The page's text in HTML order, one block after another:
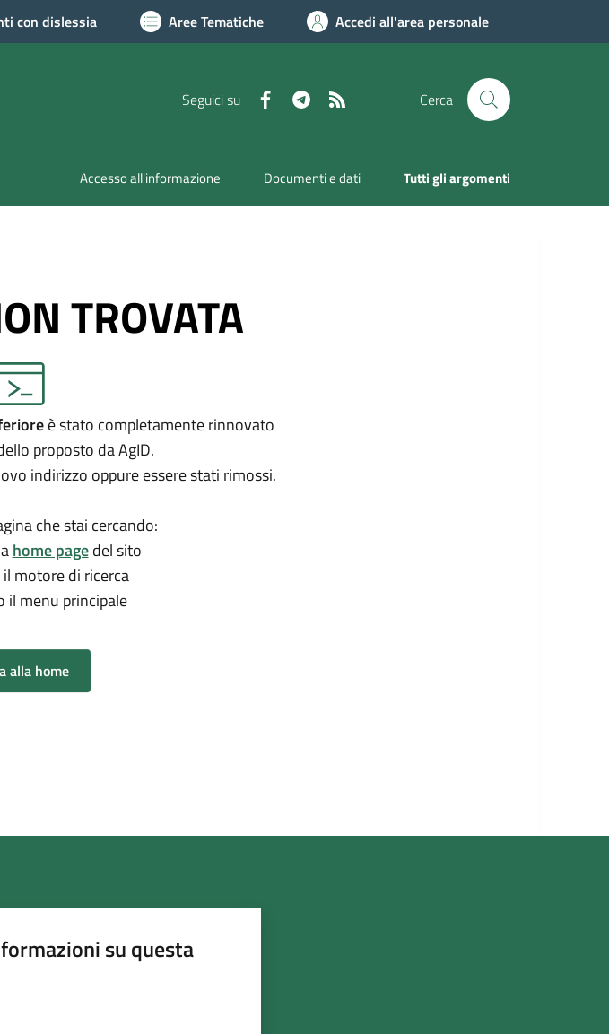
con dislessia Aree Tematiche Accedi all'area personale
Seguici su FacebookTelegram Cerca
Accesso all'informazione Documenti e dati Tutti gli argomenti
TROVATA
è stato completamente rinnovato
proposto da AgID.
indirizzo oppure essere stati rimossi.
che stai cercando:
home pagedel sito
motore di ricerca
menu principale
alla home
su questa